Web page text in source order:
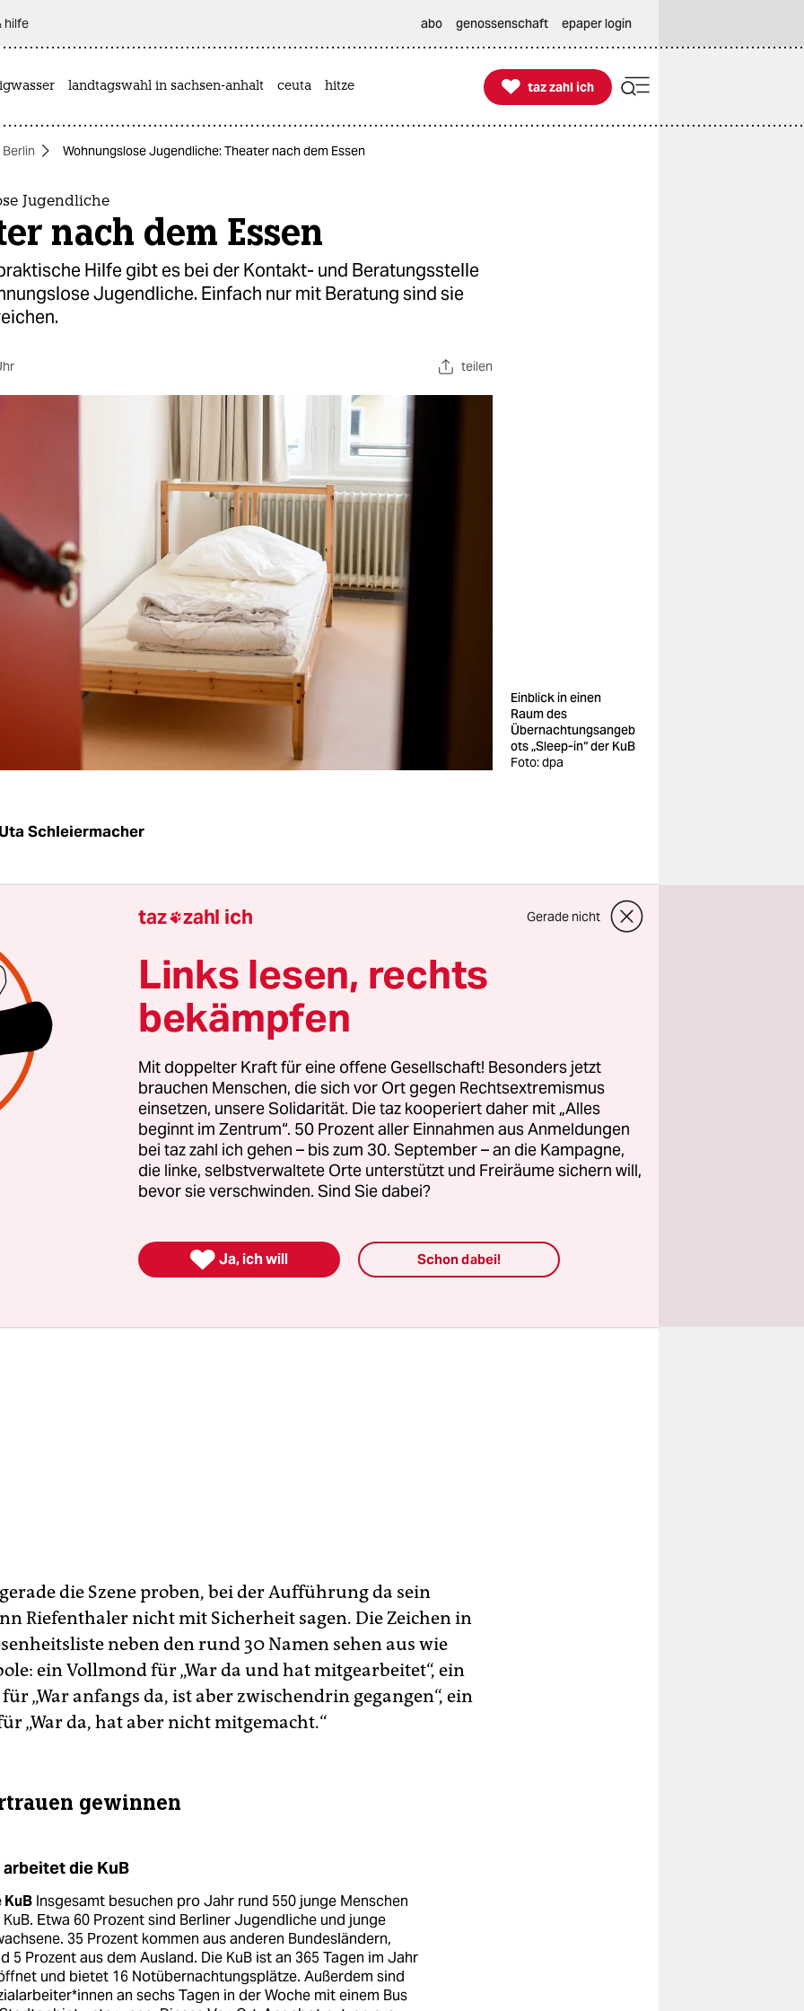
hilfe abo genossenschaft epaper login
landtagswahl in sachsen-anhalt ceuta hitze 
taz zahl ich
taz zahl ich
Wohnungslose Jugendliche: Theater nach dem Essen
Jugendliche
nach dem Essen
Hilfe gibt es bei der Kontakt- und Beratungsstelle
Jugendliche. Einfach nur mit Beratung sind sie
teilen
Einblick in einen
Raum des
Übernachtungsangeb
ots „Sleep-in“ der KuB
Foto: dpa
Uta Schleiermacher
eine Stunde zu spät zur Theaterprobe und will erst mal
steht auf der Bühne, hat den Text nicht gelernt und
Erik, laut Regisseurin ein
Genie, ist da, schläft allerdings nach kurzer Zeit auf
Und Marie läuft wütend aus dem Raum, weil sie sich
fühlt.
flexibel sein“, sagt Margareta Riefenthaler. Seit
Jahren studiert sie in derKontakt- und Beratungsstelle
Wohnungslosen Theaterstücke ein. Im aktuellen
die Theaterleiterin selbst geschrieben hat, geht es um das
Ein Junge aus ihrem Freundeskreis hat verletzende
die Szene proben, bei der Aufführung da sein
Riefenthaler nicht mit Sicherheit sagen. Die Zeichen in
neben den rund 30 Namen sehen aus wie
ein Vollmond für „War da und hat mitgearbeitet“, ein
„War anfangs da, ist aber zwischendrin gegangen“, ein
„War da, hat aber nicht mitgemacht.“
gewinnen
arbeitet die KuB
KuBInsgesamt besuchen pro Jahr rund 550 junge Menschen
Etwa 60 Prozent sind Berliner Jugendliche und junge
35 Prozent kommen aus anderen Bundesländern,
5 Prozent aus dem Ausland. Die KuB ist an 365 Tagen im Jahr
und bietet 16 Notübernachtungsplätze. Außerdem sind
an sechs Tagen in der Woche mit einem Bus
taz zahl ich Gerade nicht
Links lesen, rechts
bekämpfen
Mit doppelter Kraft für eine offene Gesellschaft! Besonders jetzt
brauchen Menschen, die sich vor Ort gegen Rechtsextremismus
einsetzen, unsere Solidarität. Die taz kooperiert daher mit „Alles
beginnt im Zentrum“. 50 Prozent aller Einnahmen aus Anmeldungen
bei taz zahl ich gehen – bis zum 30. September – an die Kampagne,
die linke, selbstverwaltete Orte unterstützt und Freiräume sichern will,
bevor sie verschwinden. Sind Sie dabei?
 Ja, ich will Schon dabei!